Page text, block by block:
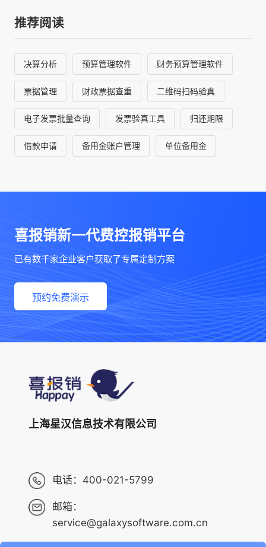
推荐阅读
决算分析 预算管理软件 财务预算管理软件
票据管理 财政票据查重 二维码扫码验真
电子发票批量查询 发票验真工具 归还期限
借款申请 备用金账户管理 单位备用金
喜报销新一代费控报销平台
已有数千家企业客户获取了专属定制方案
预约免费演示
上海星汉信息技术有限公司
电话： 400-021-5799
邮箱：
service@galaxysoftware.com.cn